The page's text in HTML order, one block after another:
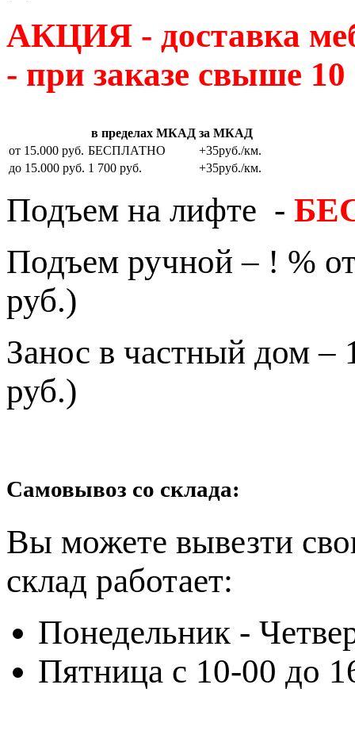
АКЦИЯ - доставка
- при заказе свыше
в пределах МКАД за МКАД
от 15.000 руб. БЕСПЛАТНО
+35руб./км.
до 15.000 руб. 1 700 руб. +35руб./км.
Подъем на лифте -
Подъем ручной – ! %
руб.)
Занос в частный дом –
руб.)
Самовывоз со склада:
Вы можете вывезти
склад работает:
Понедельник -
Пятница с 10-00 до